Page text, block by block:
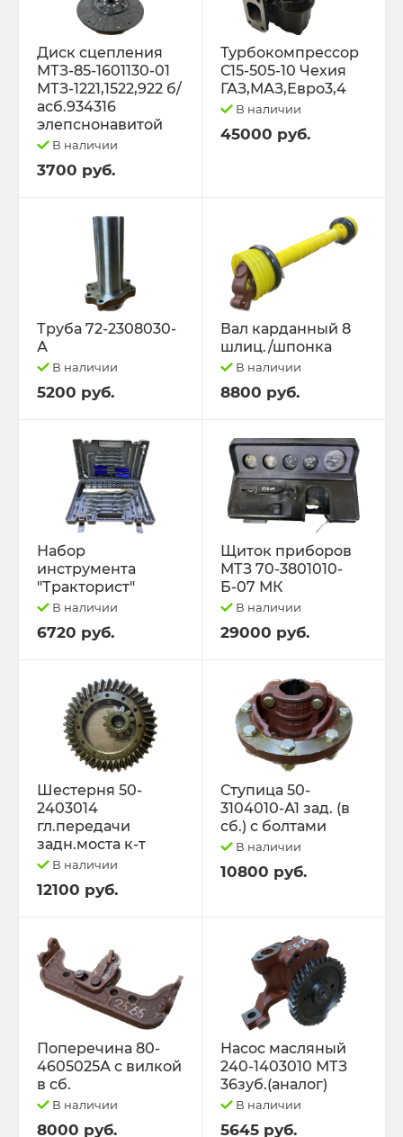
Диск сцепления
МТЗ-85-1601130-01
МТЗ-1221,1522,922 б/
асб.934316
элепснонавитой
В наличии
3700 руб.
Турбокомпрессор
С15-505-10 Чехия
ГАЗ,МАЗ,Евро3,4
В наличии
45000 руб.
Труба 72-2308030-
А
В наличии
5200 руб.
Вал карданный 8
шлиц./шпонка
В наличии
8800 руб.
Набор
инструмента
"Тракторист"
В наличии
6720 руб.
Щиток приборов
МТЗ 70-3801010-
Б-07 МК
В наличии
29000 руб.
Шестерня 50-
2403014
гл.передачи
задн.моста к-т
В наличии
12100 руб.
Ступица 50-
3104010-А1 зад. (в
сб.) с болтами
В наличии
10800 руб.
Поперечина 80-
4605025А с вилкой
в сб.
В наличии
8000 руб.
Насос масляный
240-1403010 МТЗ
36зуб.(аналог)
В наличии
5645 руб.